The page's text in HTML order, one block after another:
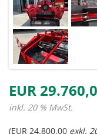
EUR
inkl. 20 % MwSt.
(EUR 24.800,00 exkl.